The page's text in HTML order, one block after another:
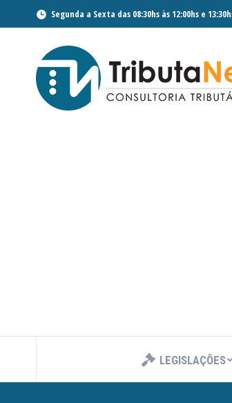
Segunda a Sexta das 08:30hs às 12:00hs e
LEGISLAÇÕES